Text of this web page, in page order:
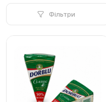
Фільтри